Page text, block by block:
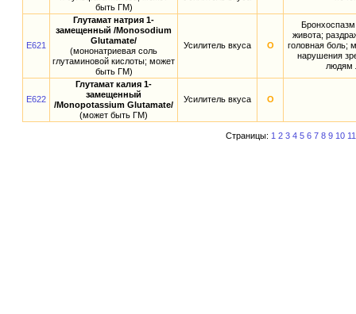
быть ГМ)
E621
Глутамат натрия 1-
замещенный /Monosodium
Glutamate/
(мононатриевая соль
глутаминовой кислоты; может
быть ГМ)
Усилитель вкуса О
живота;
головная боль;
нарушения
людям
E622
Глутамат калия 1-
замещенный
/Monopotassium Glutamate/
(может быть ГМ)
Усилитель вкуса О
Страницы: 1 2 3 4 5 6 7 8 9 10 11